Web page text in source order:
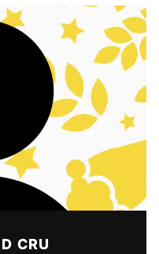
CRU